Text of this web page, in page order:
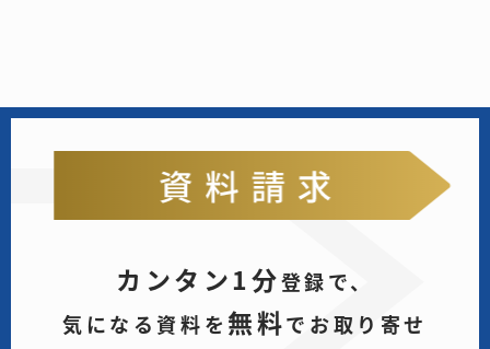
カンタン1分登録で、
気になる資料を 無料でお取り寄せ